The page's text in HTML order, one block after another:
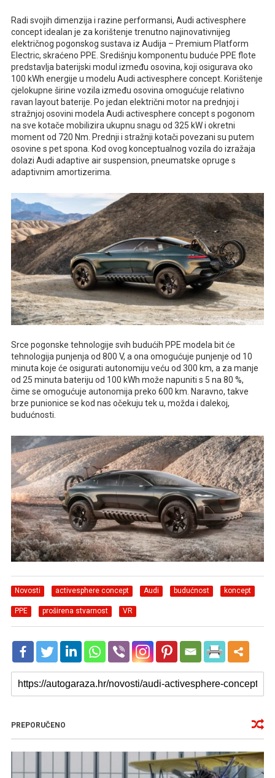
Radi svojih dimenzija i razine performansi, Audi activesphere
concept idealan je za korištenje trenutno najinovativnijeg
električnog pogonskog sustava iz Audija – Premium Platform
Electric, skraćeno PPE. Središnju komponentu buduće PPE flote
predstavlja baterijski modul između osovina, koji osigurava oko
100 kWh energije u modelu Audi activesphere concept. Korištenje
cjelokupne širine vozila između osovina omogućuje relativno
ravan layout baterije. Po jedan električni motor na prednjoj i
stražnjoj osovini modela Audi activesphere concept s pogonom
na sve kotače mobilizira ukupnu snagu od 325 kW i okretni
moment od 720 Nm. Prednji i stražnji kotači povezani su putem
osovine s pet spona. Kod ovog konceptualnog vozila do izražaja
dolazi Audi adaptive air suspension, pneumatske opruge s
adaptivnim amortizerima.
Srce pogonske tehnologije svih budućih PPE modela bit će
tehnologija punjenja od 800 V, a ona omogućuje punjenje od 10
minuta koje će osigurati autonomiju veću od 300 km, a za manje
od 25 minuta bateriju od 100 kWh može napuniti s 5 na 80 %,
čime se omogućuje autonomija preko 600 km. Naravno, takve
brze punionice se kod nas očekuju tek u, možda i dalekoj,
budućnosti.
Novosti activesphere concept Audi budućnost koncept
PPE proširena stvarnost VR
PREPORUČENO